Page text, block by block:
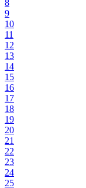
8
9
10
11
12
13
14
15
16
17
18
19
20
21
22
23
24
25